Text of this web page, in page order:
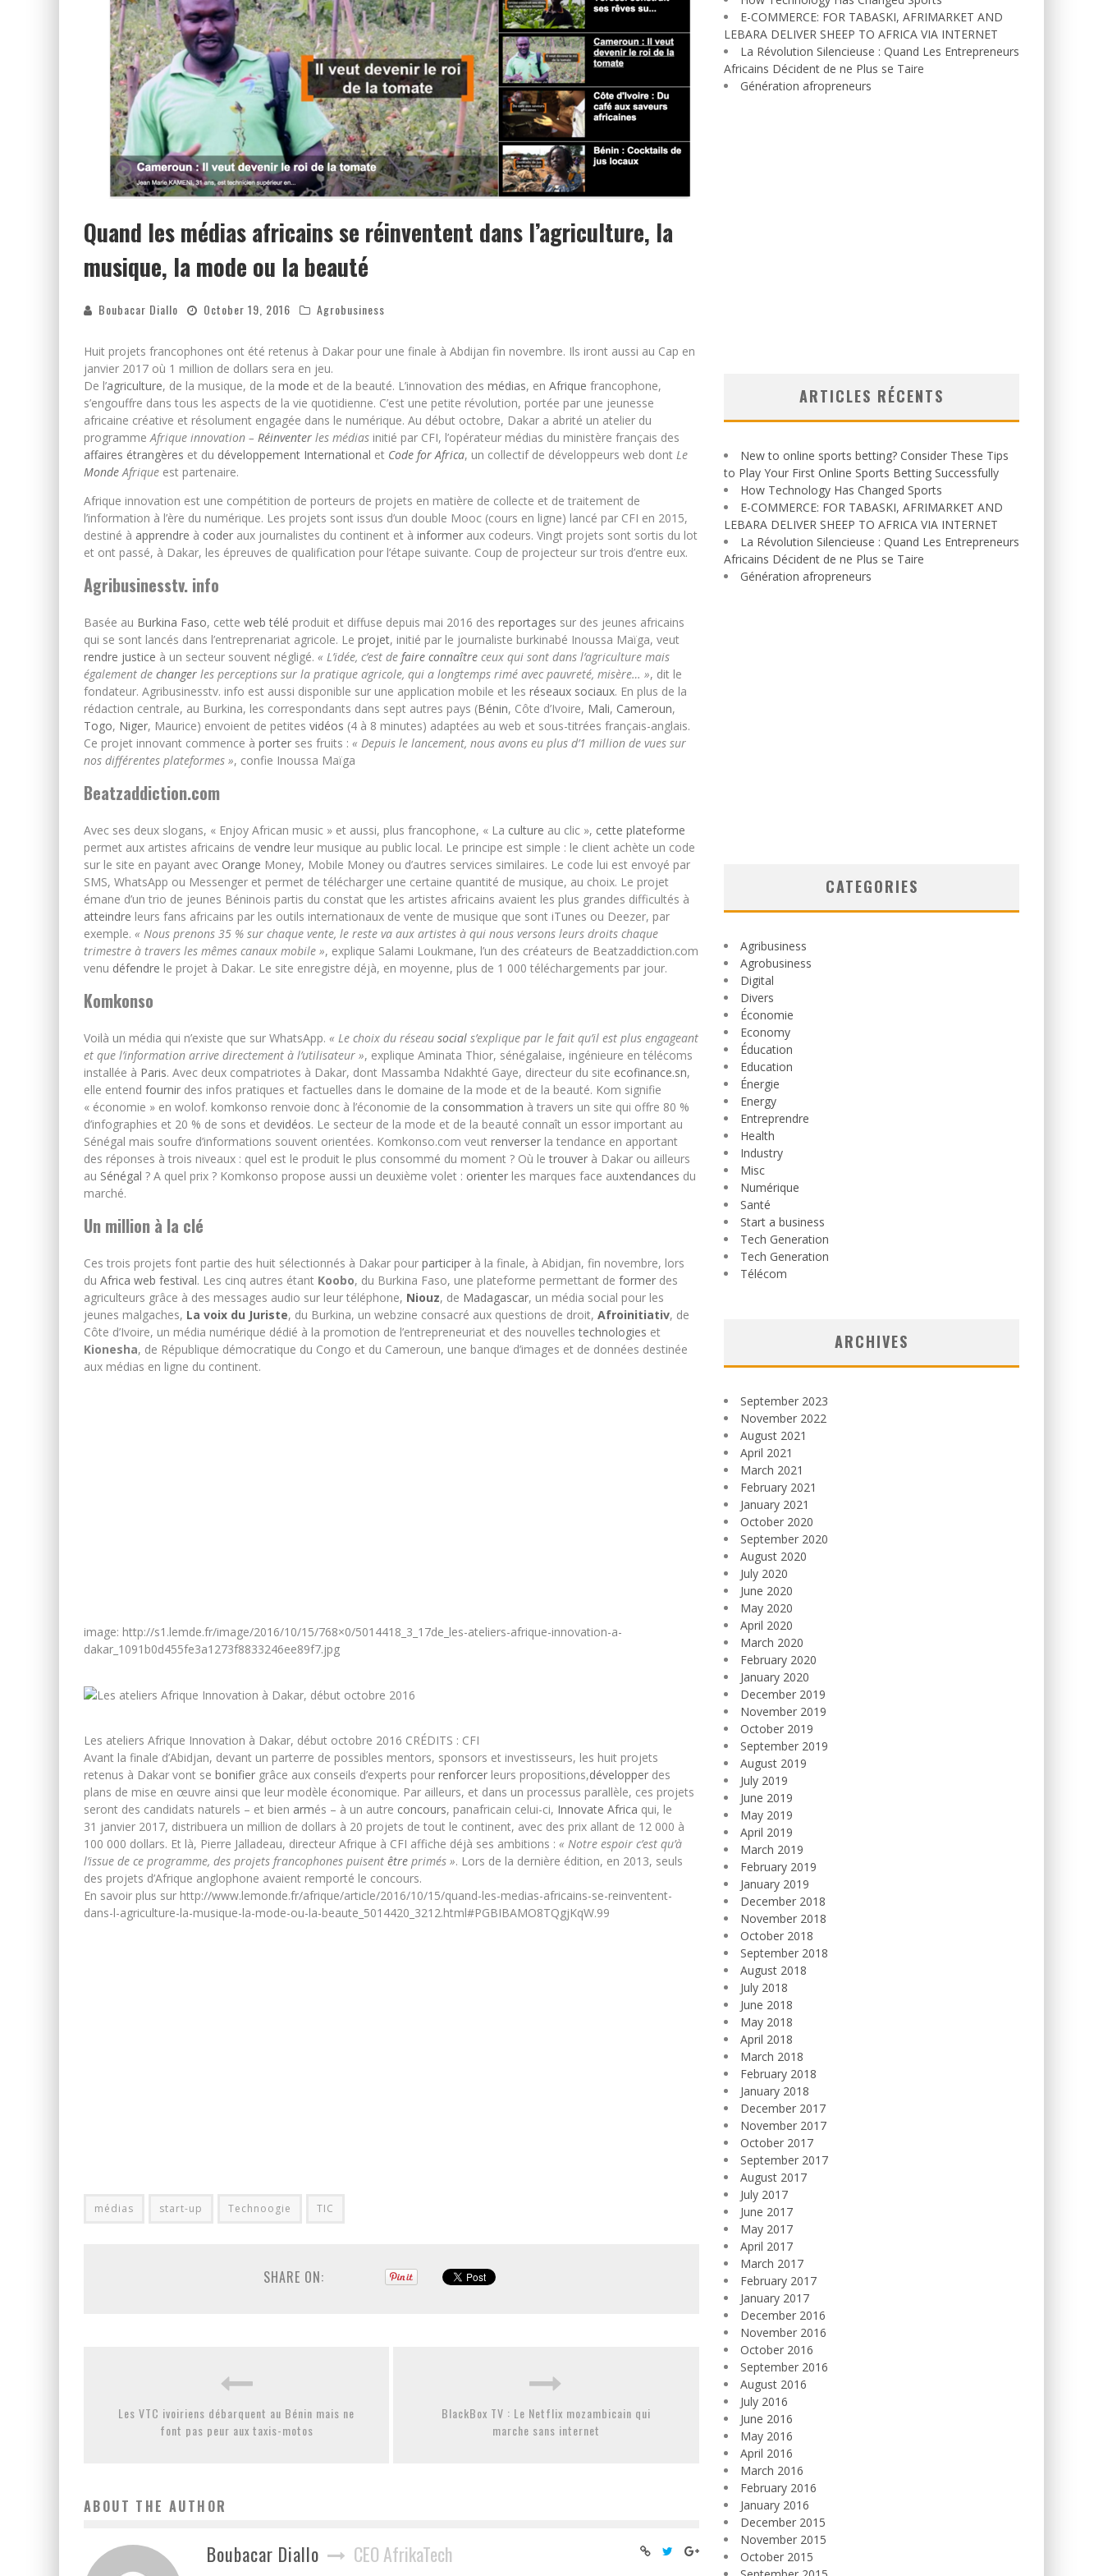
Quand les médias africains se réinventent dans l’agriculture, la
musique, la mode ou la beauté
Boubacar Diallo October 19, 2016 Agrobusiness
Huit projets francophones ont été retenus à Dakar pour une finale à Abdijan fin novembre. Ils iront aussi au Cap en
janvier 2017 où 1 million de dollars sera en jeu.
De l’agriculture, de la musique, de la mode et de la beauté. L’innovation des médias, en Afrique francophone,
s’engouffre dans tous les aspects de la vie quotidienne. C’est une petite révolution, portée par une jeunesse
africaine créative et résolument engagée dans le numérique. Au début octobre, Dakar a abrité un atelier du
programmeAfrique innovation – Réinventer les médias initié par CFI, l’opérateur médias du ministère français des
affaires étrangères et du développement International et Code for Africa, un collectif de développeurs web dont Le
MondeAfrique est partenaire.
Afrique innovation est une compétition de porteurs de projets en matière de collecte et de traitement de
l’information à l’ère du numérique. Les projets sont issus d’un double Mooc (cours en ligne) lancé par CFI en 2015,
destiné à apprendre à coder aux journalistes du continent et à informer aux codeurs. Vingt projets sont sortis du lot
et ont passé, à Dakar, les épreuves de qualification pour l’étape suivante. Coup de projecteur sur trois d’entre eux.
Agribusinesstv. info
Basée au Burkina Faso, cette web télé produit et diffuse depuis mai 2016 des reportages sur des jeunes africains
qui se sont lancés dans l’entreprenariat agricole. Le projet, initié par le journaliste burkinabé Inoussa Maïga, veut
rendre justice à un secteur souvent négligé. « L’idée, c’est de faire connaître ceux qui sont dans l’agriculture mais
également de changer les perceptions sur la pratique agricole, qui a longtemps rimé avec pauvreté, misère… », dit le
fondateur. Agribusinesstv. info est aussi disponible sur une application mobile et les réseaux sociaux. En plus de la
rédaction centrale, au Burkina, les correspondants dans sept autres pays (Bénin, Côte d’Ivoire, Mali, Cameroun,
Togo, Niger, Maurice) envoient de petites vidéos (4 à 8 minutes) adaptées au web et sous-titrées français-anglais.
Ce projet innovant commence à porter ses fruits : « Depuis le lancement, nous avons eu plus d’1 million de vues sur
nos différentes plateformes », confie Inoussa Maïga
Beatzaddiction.com
Avec ses deux slogans, « Enjoy African music » et aussi, plus francophone, « La culture au clic », cette plateforme
permet aux artistes africains de vendre leur musique au public local. Le principe est simple : le client achète un code
sur le site en payant avec Orange Money, Mobile Money ou d’autres services similaires. Le code lui est envoyé par
SMS, WhatsApp ou Messenger et permet de télécharger une certaine quantité de musique, au choix. Le projet
émane d’un trio de jeunes Béninois partis du constat que les artistes africains avaient les plus grandes difficultés à
atteindre leurs fans africains par les outils internationaux de vente de musique que sont iTunes ou Deezer, par
exemple. « Nous prenons 35 % sur chaque vente, le reste va aux artistes à qui nous versons leurs droits chaque
trimestre à travers les mêmes canaux mobile », explique Salami Loukmane, l’un des créateurs de Beatzaddiction.com
venu défendre le projet à Dakar. Le site enregistre déjà, en moyenne, plus de 1 000 téléchargements par jour.
Komkonso
Voilà un média qui n’existe que sur WhatsApp. « Le choix du réseau social s’explique par le fait qu’il est plus engageant
et que l’information arrive directement à l’utilisateur », explique Aminata Thior, sénégalaise, ingénieure en télécoms
installée à Paris. Avec deux compatriotes à Dakar, dont Massamba Ndakhté Gaye, directeur du site ecofinance.sn,
elle entend fournir des infos pratiques et factuelles dans le domaine de la mode et de la beauté. Kom signifie
« économie » en wolof. komkonso renvoie donc à l’économie de la consommation à travers un site qui offre 80 %
d’infographies et 20 % de sons et devidéos. Le secteur de la mode et de la beauté connaît un essor important au
Sénégal mais soufre d’informations souvent orientées. Komkonso.com veut renverser la tendance en apportant
des réponses à trois niveaux : quel est le produit le plus consommé du moment ? Où letrouver à Dakar ou ailleurs
au Sénégal ? A quel prix ? Komkonso propose aussi un deuxième volet : orienter les marques face auxtendances du
marché.
Un million à la clé
Ces trois projets font partie des huit sélectionnés à Dakar pour participer à la finale, à Abidjan, fin novembre, lors
du Africa web festival. Les cinq autres étant Koobo, du Burkina Faso, une plateforme permettant de former des
agriculteurs grâce à des messages audio sur leur téléphone, Niouz, de Madagascar, un média social pour les
jeunes malgaches, La voix du Juriste, du Burkina, un webzine consacré aux questions de droit, Afroinitiativ, de
Côte d’Ivoire, un média numérique dédié à la promotion de l’entrepreneuriat et des nouvellestechnologies et
Kionesha, de République démocratique du Congo et du Cameroun, une banque d’images et de données destinée
aux médias en ligne du continent.
image: http://s1.lemde.fr/image/2016/10/15/768×0/5014418_3_17de_les-ateliers-afrique-innovation-a-
dakar_1091b0d455fe3a1273f8833246ee89f7.jpg
Les ateliers Afrique Innovation à Dakar, début octobre 2016 CRÉDITS : CFI
Avant la finale d’Abidjan, devant un parterre de possibles mentors, sponsors et investisseurs, les huit projets
retenus à Dakar vont se bonifier grâce aux conseils d’experts pour renforcer leurs propositions,développer des
plans de mise en œuvre ainsi que leur modèle économique. Par ailleurs, et dans un processus parallèle, ces projets
seront des candidats naturels – et bien armés – à un autre concours, panafricain celui-ci, Innovate Africa qui, le
31 janvier 2017, distribuera un million de dollars à 20 projets de tout le continent, avec des prix allant de 12 000 à
100 000 dollars. Et là, Pierre Jalladeau, directeur Afrique à CFI affiche déjà ses ambitions : « Notre espoir c’est qu’à
l’issue de ce programme, des projets francophones puisent être primés ». Lors de la dernière édition, en 2013, seuls
des projets d’Afrique anglophone avaient remporté le concours.
En savoir plus sur http://www.lemonde.fr/afrique/article/2016/10/15/quand-les-medias-africains-se-reinventent-
dans-l-agriculture-la-musique-la-mode-ou-la-beaute_5014420_3212.html#PGBIBAMO8TQgjKqW.99
médias start-up Technoogie TIC
SHARE ON:
Les VTC ivoiriens débarquent au Bénin mais ne
font pas peur aux taxis-motos
BlackBox TV : Le Netflix mozambicain qui
marche sans internet
ABOUT THE AUTHOR
Boubacar Diallo CEO AfrikaTech
E-COMMERCE: FOR TABASKI, AFRIMARKET AND
LEBARA DELIVER SHEEP TO AFRICA VIA INTERNET
La Révolution Silencieuse : Quand Les Entrepreneurs
Africains Décident de ne Plus se Taire
Génération afropreneurs
ARTICLES RÉCENTS
New to online sports betting? Consider These Tips
to Play Your First Online Sports Betting Successfully
How Technology Has Changed Sports
E-COMMERCE: FOR TABASKI, AFRIMARKET AND
LEBARA DELIVER SHEEP TO AFRICA VIA INTERNET
La Révolution Silencieuse : Quand Les Entrepreneurs
Africains Décident de ne Plus se Taire
Génération afropreneurs
CATEGORIES
Agribusiness
Agrobusiness
Digital
Divers
Économie
Economy
Éducation
Education
Énergie
Energy
Entreprendre
Health
Industry
Misc
Numérique
Santé
Start a business
Tech Generation
Tech Generation
Télécom
ARCHIVES
September 2023
November 2022
August 2021
April 2021
March 2021
February 2021
January 2021
October 2020
September 2020
August 2020
July 2020
June 2020
May 2020
April 2020
March 2020
February 2020
January 2020
December 2019
November 2019
October 2019
September 2019
August 2019
July 2019
June 2019
May 2019
April 2019
March 2019
February 2019
January 2019
December 2018
November 2018
October 2018
September 2018
August 2018
July 2018
June 2018
May 2018
April 2018
March 2018
February 2018
January 2018
December 2017
November 2017
October 2017
September 2017
August 2017
July 2017
June 2017
May 2017
April 2017
March 2017
February 2017
January 2017
December 2016
November 2016
October 2016
September 2016
August 2016
July 2016
June 2016
May 2016
April 2016
March 2016
February 2016
January 2016
December 2015
November 2015
October 2015